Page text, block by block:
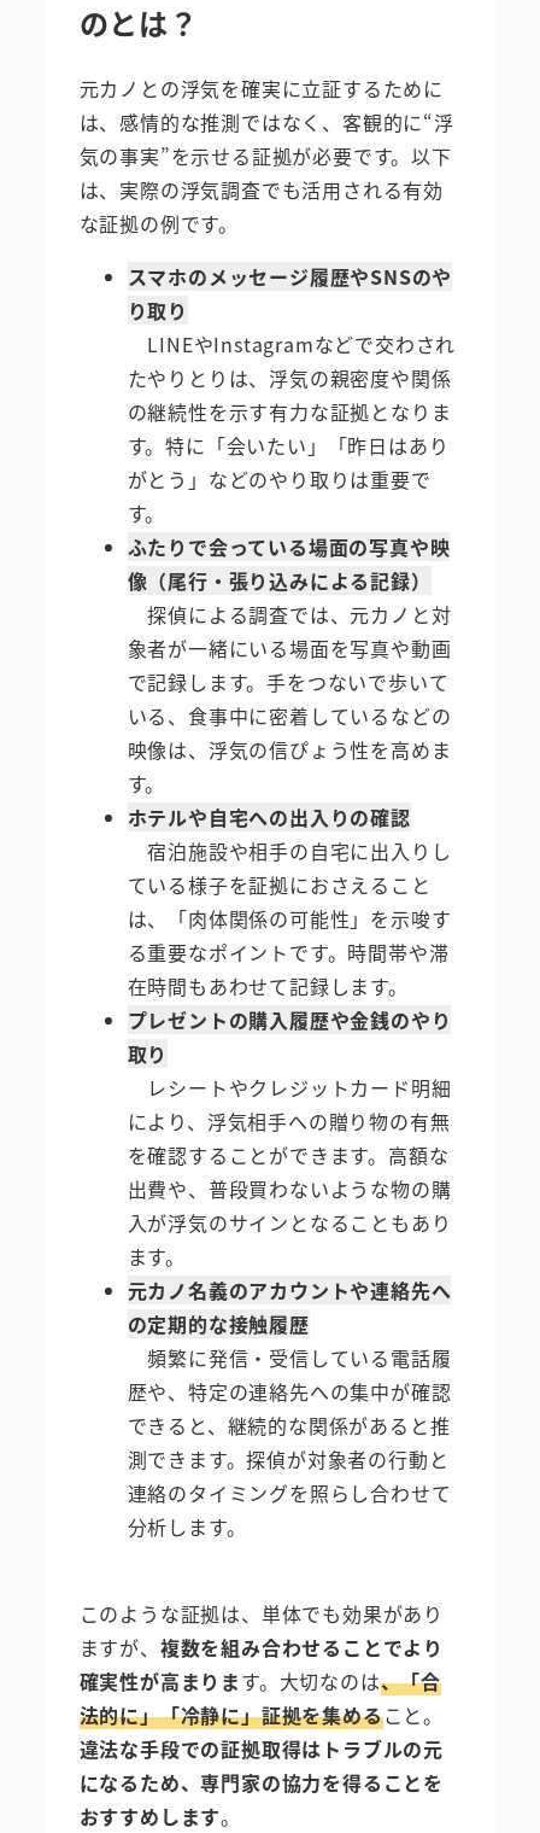
のとは？
元カノとの浮気を確実に立証するために
は、感情的な推測ではなく、客観的に“浮
気の事実”を示せる証拠が必要です。以下
は、実際の浮気調査でも活用される有効
な証拠の例です。
スマホのメッセージ履歴やSNSのや
り取り
LINEやInstagramなどで交わされ
たやりとりは、浮気の親密度や関係
の継続性を示す有力な証拠となりま
す。特に「会いたい」「昨日はあり
がとう」などのやり取りは重要で
す。
ふたりで会っている場面の写真や映
像（尾行・張り込みによる記録）
探偵による調査では、元カノと対
象者が一緒にいる場面を写真や動画
で記録します。手をつないで歩いて
いる、食事中に密着しているなどの
映像は、浮気の信ぴょう性を高めま
す。
ホテルや自宅への出入りの確認
宿泊施設や相手の自宅に出入りし
ている様子を証拠におさえること
は、「肉体関係の可能性」を示唆す
る重要なポイントです。時間帯や滞
在時間もあわせて記録します。
プレゼントの購入履歴や金銭のやり
取り
レシートやクレジットカード明細
により、浮気相手への贈り物の有無
を確認することができます。高額な
出費や、普段買わないような物の購
入が浮気のサインとなることもあり
ます。
元カノ名義のアカウントや連絡先へ
の定期的な接触履歴
頻繁に発信・受信している電話履
歴や、特定の連絡先への集中が確認
できると、継続的な関係があると推
測できます。探偵が対象者の行動と
連絡のタイミングを照らし合わせて
分析します。
このような証拠は、単体でも効果があり
ますが、 複数を組み合わせることでより
確実性が高まります。大切なのは、「合
法的に」「冷静に」証拠を集めること。
違法な手段での証拠取得はトラブルの元
になるため、専門家の協力を得ることを
おすすめします。